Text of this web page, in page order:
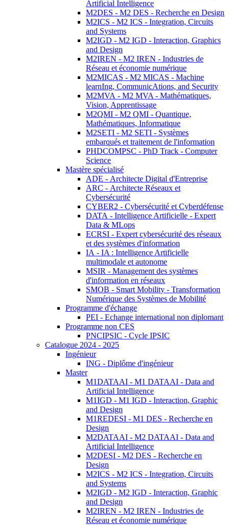
Artificial Intelligence
M2DES - M2 DES - Recherche en Design
M2ICS - M2 ICS - Integration, Circuits
and Systems
M2IGD - M2 IGD - Interaction, Graphics
and Design
M2IREN - M2 IREN - Industries de
Réseau et économie numérique
M2MICAS - M2 MICAS - Machine
learnIng, CommunicAtions, and Security
M2MVA - M2 MVA - Mathématiques,
Vision, Apprentissage
M2QMI - M2 QMI - Quantique,
Mathématiques, Informatique
M2SETI - M2 SETI - Systèmes
embarqués et traitement de l'information
PHDCOMPSC - PhD Track - Computer
Science
Mastère spécialisé
ADE - Architecte Digital d'Entreprise
ARC - Architecte Réseaux et
Cybersécurité
CYBER2 - Cybersécurité et Cyberdéfense
DATA - Intelligence Artificielle - Expert
Data & MLops
ECRSI - Expert cybersécurité des réseaux
et des systèmes d'information
IA - IA : Intelligence Artificielle
multimodale et autonome
MSIR - Management des systèmes
d'information en réseaux
SMOB - Smart Mobility - Transformation
Numérique des Systèmes de Mobilité
Programme d'échange
PEI - Echange international non diplomant
Programme non CES
PNCIPSIC - Cycle IPSIC
Catalogue 2024 - 2025
Ingénieur
ING - Diplôme d'ingénieur
Master
M1DATAAI - M1 DATAAI - Data and
Artificial Intelligence
M1IGD - M1 IGD - Interaction, Graphic
and Design
M1REDESI - M1 DES - Recherche en
Design
M2DATAAI - M2 DATAAI - Data and
Artificial Intelligence
M2DESI - M2 DES - Recherche en
Design
M2ICS - M2 ICS - Integration, Circuits
and Systems
M2IGD - M2 IGD - Interaction, Graphic
and Design
M2IREN - M2 IREN - Industries de
Réseau et économie numérique